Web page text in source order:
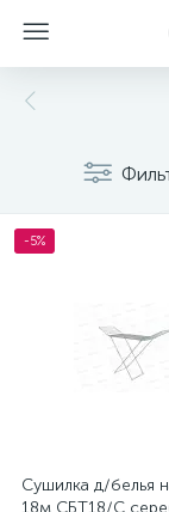
-5%
Сушилка д/белья
18м СБТ18/С